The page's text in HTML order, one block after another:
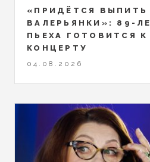
«ПРИДЁТСЯ ВЫПИТЬ
ВАЛЕРЬЯНКИ»: 89-
ПЬЕХА ГОТОВИТСЯ
КОНЦЕРТУ
04.08.2026